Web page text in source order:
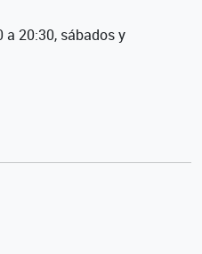
a 20:30, sábados y